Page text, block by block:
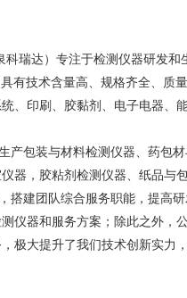
瑞达）专注于检测仪器研发
有技术含量高、规格齐全、质
、印刷、胶黏剂、电子电器、
产包装与材料检测仪器、药包
器，胶粘剂检测仪器、纸品与
搭建团队综合服务职能，提高
仪器和服务方案；除此之外，
极大提升了我们技术创新实力